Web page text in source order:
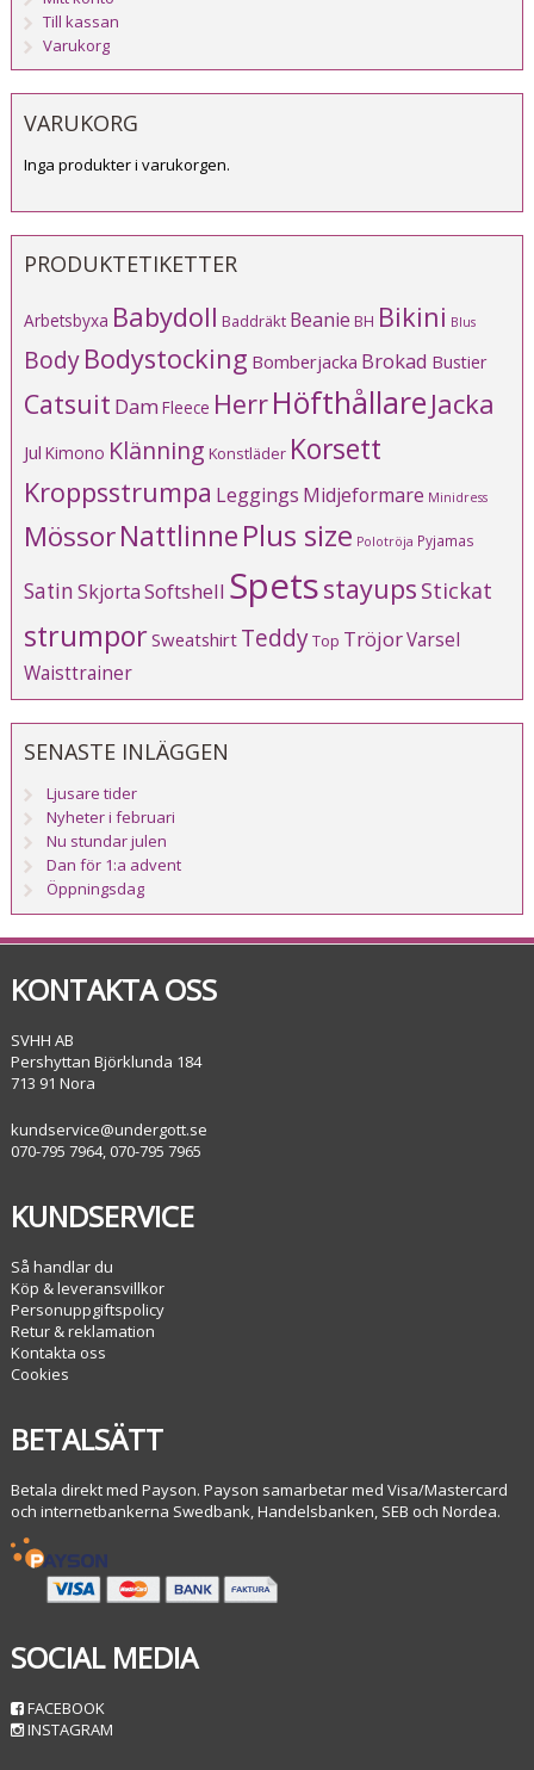
Till kassan
Varukorg
VARUKORG
Inga produkter i varukorgen.
PRODUKTETIKETTER
Arbetsbyxa Babydoll Baddräkt Beanie BH Bikini Blus
BodyBodystocking Bomberjacka Brokad Bustier
Catsuit Dam Fleece HerrHöfthållare Jacka
Jul Kimono Klänning Konstläder Korsett
Kroppsstrumpa Leggings Midjeformare Minidress
MössorNattlinnePlus size Polotröja Pyjamas
SatinSkjortaSoftshell Spetsstayups Stickat
strumporSweatshirt TeddyTop TröjorVarsel
Waisttrainer
SENASTE INLÄGGEN
Ljusare tider
Nyheter i februari
Nu stundar julen
Dan för 1:a advent
Öppningsdag
KONTAKTA OSS
SVHH AB
Pershyttan Björklunda 184
713 91 Nora
kundservice@undergott.se
070-795 7964, 070-795 7965
KUNDSERVICE
Så handlar du
Köp & leveransvillkor
Personuppgiftspolicy
Retur & reklamation
Kontakta oss
Cookies
BETALSÄTT
Betala direkt med Payson. Payson samarbetar med Visa/Mastercard
och internetbankerna Swedbank, Handelsbanken, SEB och Nordea.
SOCIAL MEDIA
FACEBOOK
INSTAGRAM